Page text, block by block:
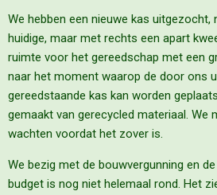
We hebben een nieuwe kas
huidige, maar met rechts een apart
ruimte voor het gereedschap met een
naar het moment waarop de door ons
gereedstaande kas kan worden
gemaakt van gerecycled materiaal. We
wachten voordat het zover is.
We bezig met de bouwvergunning en
budget is nog niet helemaal rond. Het